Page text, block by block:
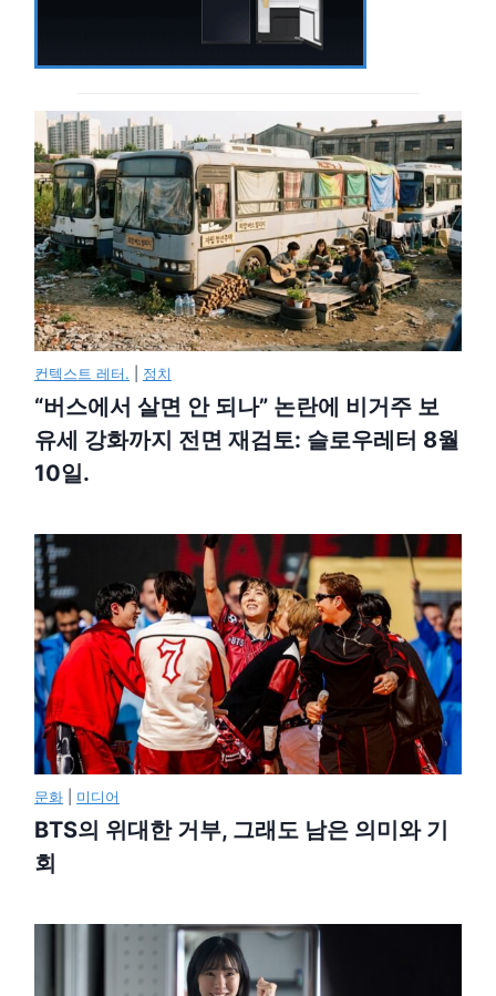
컨텍스트 레터. 정치
“버스에서 살면 안 되나” 논란에 비거주 보
유세 강화까지 전면 재검토: 슬로우레터 8월
10일.
문화 미디어
BTS의 위대한 거부, 그래도 남은 의미와 기
회